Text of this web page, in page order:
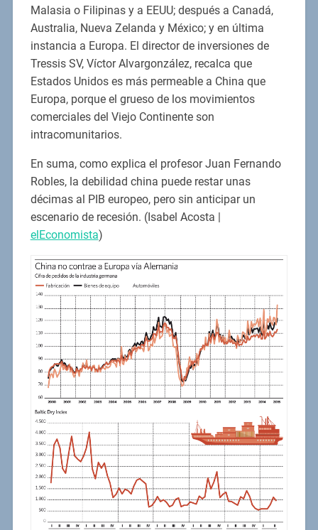
Malasia o Filipinas y a EEUU; después a Canadá,
Australia, Nueva Zelanda y México; y en última
instancia a Europa. El director de inversiones de
Tressis SV, Víctor Alvargonzález, recalca que
Estados Unidos es más permeable a China que
Europa, porque el grueso de los movimientos
comerciales del Viejo Continente son
intracomunitarios.
En suma, como explica el profesor Juan Fernando
Robles, la debilidad china puede restar unas
décimas al PIB europeo, pero sin anticipar un
escenario de recesión. (Isabel Acosta |
elEconomista)